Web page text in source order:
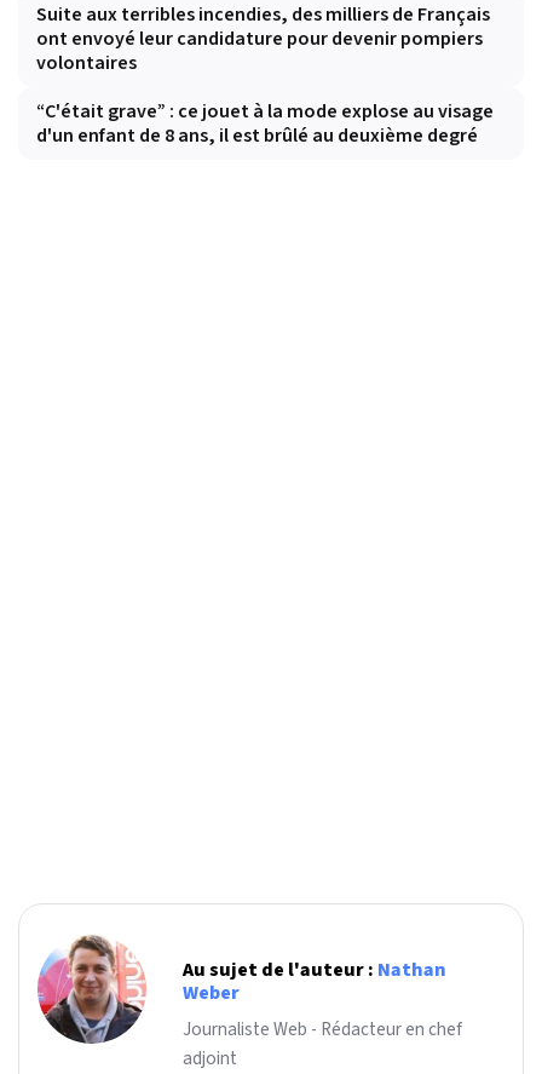
Suite aux terribles incendies, des milliers de Français
ont envoyé leur candidature pour devenir pompiers
volontaires
“C'était grave” : ce jouet à la mode explose au visage
d'un enfant de 8 ans, il est brûlé au deuxième degré
Au sujet de l'auteur : Nathan
Weber
Journaliste Web - Rédacteur en chef
adjoint